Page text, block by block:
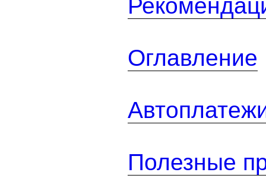
Оглавление
Полезные